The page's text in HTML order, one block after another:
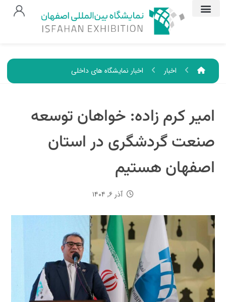
اخبار اخبار نمایشگاه های داخلی
امیر کرم زاده: خواهان توسعه
صنعت گردشگری در استان
اصفهان هستیم
آذر ۶, ۱۴۰۴